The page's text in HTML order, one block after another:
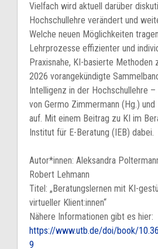
Vielfach wird aktuell darüber
Hochschullehre verändert und
Welche neuen Möglichkeiten
Lehrprozesse effizienter und
Praxisnahe, KI-basierte Methoden
2026 vorangekündigte
Intelligenz in der Hochschullehre –
von Germo Zimmermann (Hg.)
auf. Mit einem Beitrag zu KI im
Institut für E-Beratung (IEB) dabei.
Autor*innen: Aleksandra
Robert Lehmann
Titel: „Beratungslernen mit KI-
virtueller Klient:innen“
Nähere Informationen gibt es hier:
https://www.utb.de/doi/book/
9